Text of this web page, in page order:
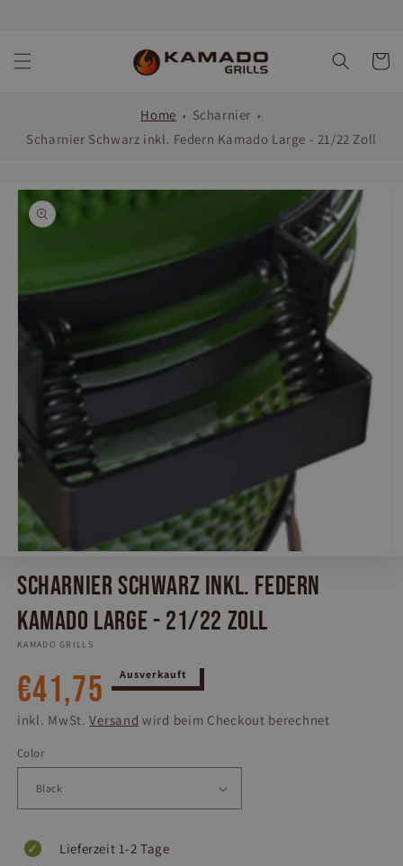
Home
Scharnier
Scharnier Schwarz inkl. Federn Kamado Large - 21/22 Zoll
in
Modal
öffnen
Scharnier Schwarz inkl. Federn
Kamado Large - 21/22 Zoll
KAMADO GRILLS
Normaler
Preis
€41,75 Ausverkauft
inkl. MwSt.Versand wird beim Checkout berechnet
Color
Lieferzeit 1-2 Tage